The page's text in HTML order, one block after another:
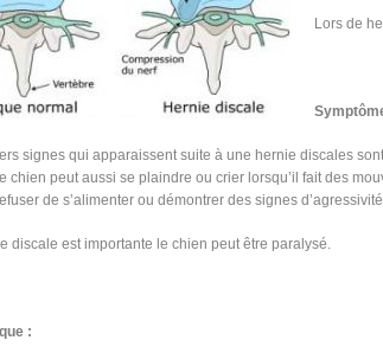
Lors de
signes qui apparaissent suite à une hernie discales
chien peut aussi se plaindre ou crier lorsqu’il fait des
de s’alimenter ou démontrer des signes
discale est importante le chien peut être paralysé.
: